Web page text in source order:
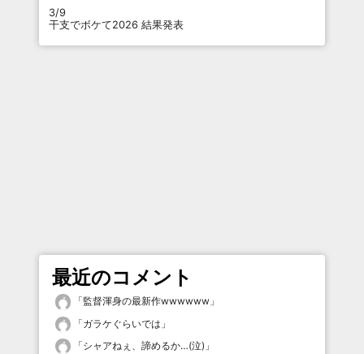
3/9
干支でボケて2026 結果発表
最近のコメント
「監督渾身の最新作wwwwww 」
「ガラケぐらいでは 」
「シャアねぇ、諦めるか…(泣) 」